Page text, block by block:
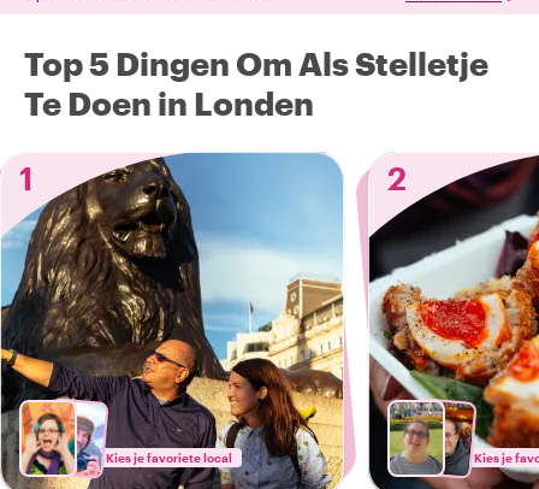
Top 5 Dingen Om Als Stelletje
Te Doen in Londen
1
Kies je favoriete local
2
Kies je